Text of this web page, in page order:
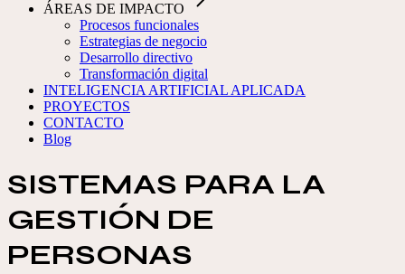
ÁREAS DE IMPACTO
Procesos funcionales
Estrategias de negocio
Desarrollo directivo
Transformación digital
INTELIGENCIA ARTIFICIAL APLICADA
PROYECTOS
CONTACTO
Blog
SISTEMAS PARA LA
GESTIÓN DE
PERSONAS